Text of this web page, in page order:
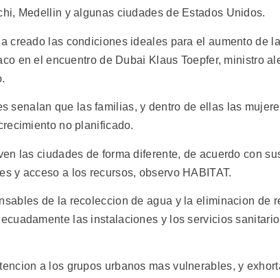
Medellin y algunas ciudades de Estados Unidos.
creado las condiciones ideales para el aumento de la
en el encuentro de Dubai Klaus Toepfer, ministro
senalan que las familias, y dentro de ellas las
no planificado.
las ciudades de forma diferente, de acuerdo con
y acceso a los recursos, observo HABITAT.
de la recoleccion de agua y la eliminacion de
las instalaciones y los servicios
a los grupos urbanos mas vulnerables, y